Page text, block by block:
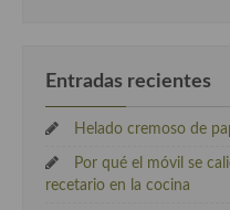
Entradas recientes
Helado cremoso de
Por qué el móvil se
recetario en la cocina